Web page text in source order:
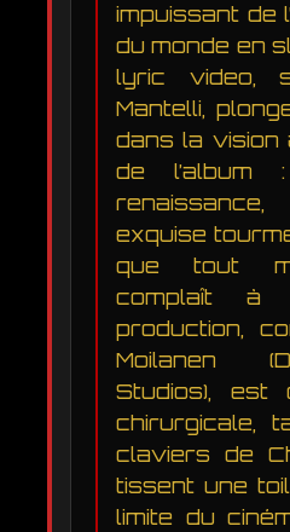
impuissant de
du monde en
lyric video,
Mantelli,
dans la vision
de l’album :
exquise
que tout
complaît à
production,
Moilanen
Studios), est
chirurgicale,
claviers de
tissent une
limite du